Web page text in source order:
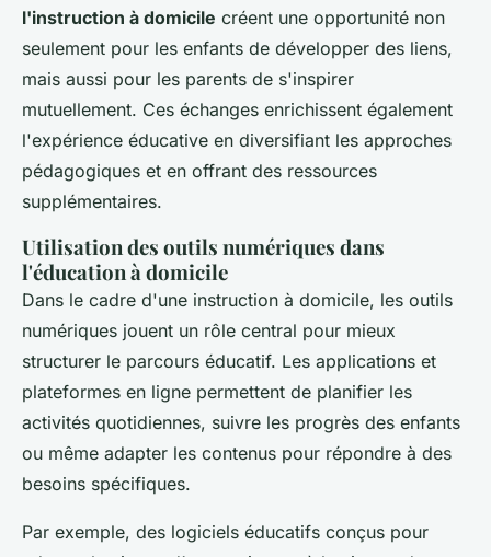
l'instruction à domicile créent une opportunité non
seulement pour les enfants de développer des liens,
mais aussi pour les parents de s'inspirer
mutuellement. Ces échanges enrichissent également
l'expérience éducative en diversifiant les approches
pédagogiques et en offrant des ressources
supplémentaires.
Utilisation des outils numériques dans
l'éducation à domicile
Dans le cadre d'une instruction à domicile, les outils
numériques jouent un rôle central pour mieux
structurer le parcours éducatif. Les applications et
plateformes en ligne permettent de planifier les
activités quotidiennes, suivre les progrès des enfants
ou même adapter les contenus pour répondre à des
besoins spécifiques.
Par exemple, des logiciels éducatifs conçus pour